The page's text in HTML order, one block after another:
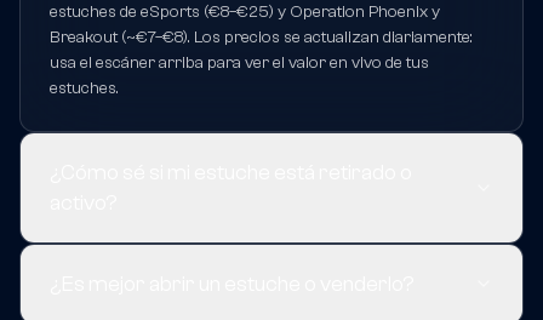
estuches de eSports (€8–€25) y Operation Phoenix y
Breakout (~€7–€8). Los precios se actualizan diariamente:
usa el escáner arriba para ver el valor en vivo de tus
estuches.